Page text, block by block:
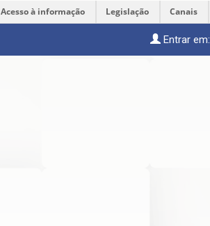
Acesso à informação Legislação Canais
Entrar em: